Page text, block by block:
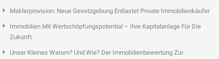
Maklerprovision: Neue Gesetzgebung Entlastet Private Immobilienkäufer
Immobilien Mit Wertschöpfungspotential – Ihre Kapitalanlage Für Die
Zukunft
Unser Kleines Warum? Und Wie? Der Immobilienbewertung Zur